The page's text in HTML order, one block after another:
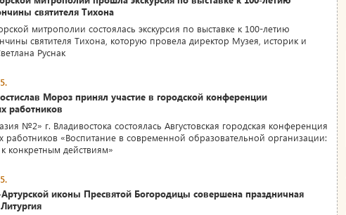
святителя Тихона
митрополии состоялась экскурсия по выставке к 100-летию
святителя Тихона, которую провела директор Музея, историк и
Руснак
Мороз принял участие в городской конференции
работников
№2» г. Владивостока состоялась Августовская городская конференция
работников «Воспитание в современной образовательной организации:
конкретным действиям»
иконы Пресвятой Богородицы совершена праздничная